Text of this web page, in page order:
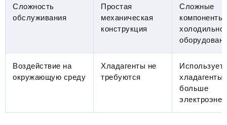
Сложность
обслуживания
Простая
механическая
конструкция
Сложные
компоненты
Воздействие на
окружающую среду
Хладагенты не
требуются
Использует
хладагенты
больше